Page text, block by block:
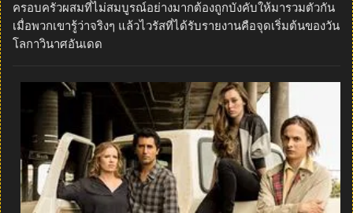
ครอบครัวผสมที่ไม่สมบูรณ์อย่างมากต้องถูกบังคับให้มารวมตัวกัน
เมื่อพวกเขารู้ว่าจริงๆ แล้วไวรัสที่ได้รับรายงานคือจุดเริ่มต้นของวัน
โลกาวินาศอันเดด